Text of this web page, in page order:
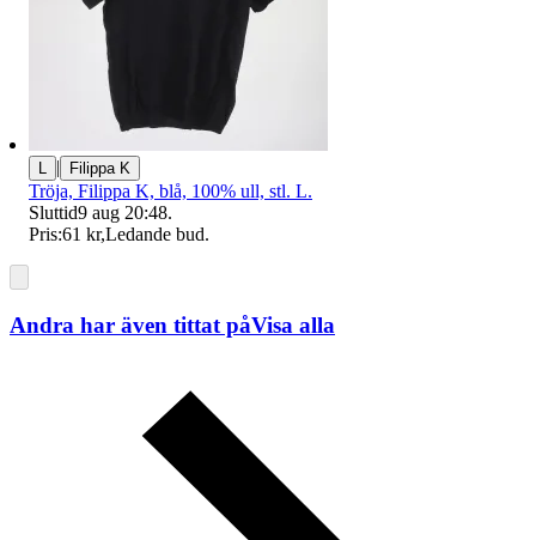
| Filippa K
Tröja, Filippa K, blå, 100% ull, stl. L.
Sluttid9 aug 20:48.
Pris:61 kr,Ledande bud.
Andra har även tittat påVisa alla